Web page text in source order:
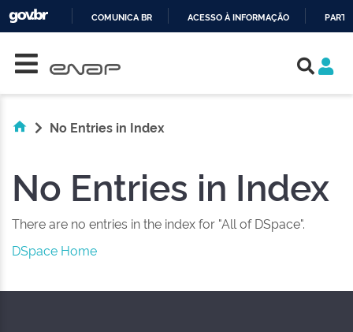
COMUNICA BR ACESSO À INFORMAÇÃO
No Entries in Index
No Entries in Index
There are no entries in the index for "All of DSpace".
DSpace Home